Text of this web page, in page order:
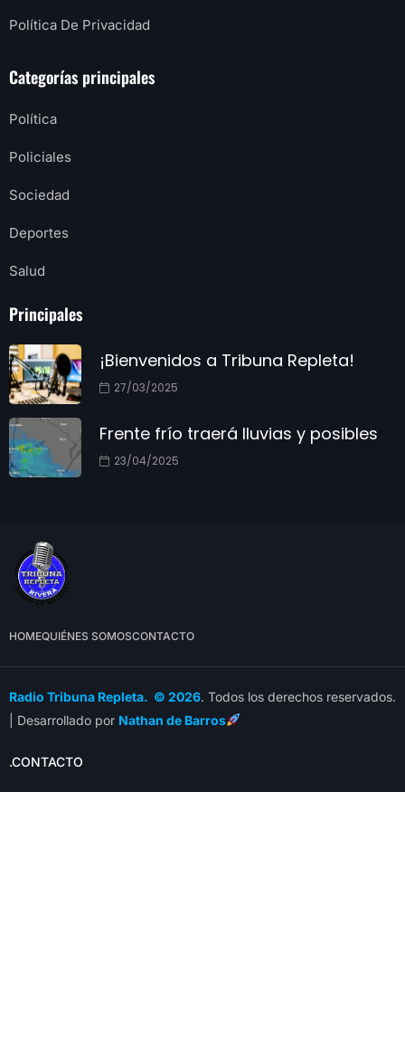
Política De Privacidad
Categorías principales
Política
Policiales
Sociedad
Deportes
Salud
Principales
¡Bienvenidos a Tribuna Repleta!
27/03/2025
Frente frío traerá lluvias y posibles
23/04/2025
HOMEQUIÉNES SOMOSCONTACTO
Radio Tribuna Repleta. © 2026. Todos los derechos reservados.
| Desarrollado por Nathan de Barros
.CONTACTO